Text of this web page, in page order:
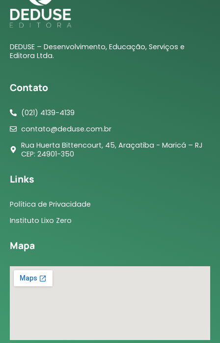
DEDUSE – Desenvolvimento, Educação, Serviços e
Editora Ltda.
Contato
(021) 4139-4139
contato@deduse.com.br
Rua Huerta Bittencourt, 45, Araçatiba - Maricá – RJ
CEP: 24901-350
Links
Política de Privacidade
Instituto Lixo Zero
Mapa